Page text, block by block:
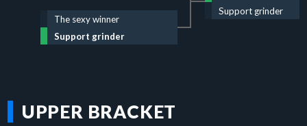
The sexy winner
Support grinder
Support grinder
UPPER BRACKET